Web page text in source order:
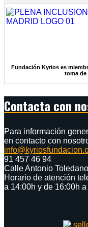
Fundación Kyrios es
toma de
Contacta con
Para información
en contacto con
91 457 46 94
Calle Antonio
Horario de atención
a 14:00h y de 16:00h